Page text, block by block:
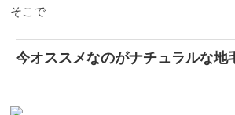
そこで
今オススメなのがナチュラルな地